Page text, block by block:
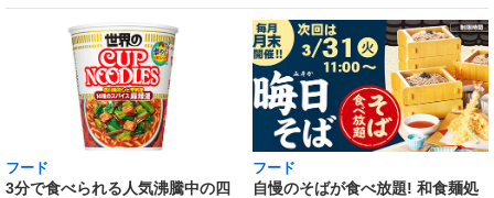
フード
3分で食べられる人気沸騰中の四
フード
自慢のそばが食べ放題! 和食麺処